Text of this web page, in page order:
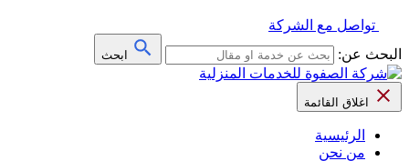
تواصل مع الشركة
البحث عن:
ابحث
اغلاق القائمة
الرئيسية
من نحن